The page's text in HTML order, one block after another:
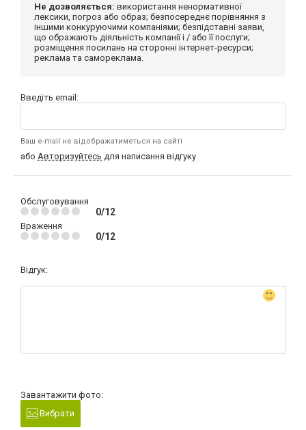
Не дозволяється: використання ненормативної
лексики, погроз або образ; безпосереднє порівняння з
іншими конкуруючими компаніями; безпідставні заяви,
що ображають діяльність компанії і / або її послуги;
розміщення посилань на сторонні інтернет-ресурси;
реклама та самореклама.
Введіть email:
Ваш e-mail не відображатиметься на сайті
або Авторизуйтесь для написання відгуку
Обслуговування
0/12
Враження
0/12
Відгук:
Завантажити фото:
Вибрати